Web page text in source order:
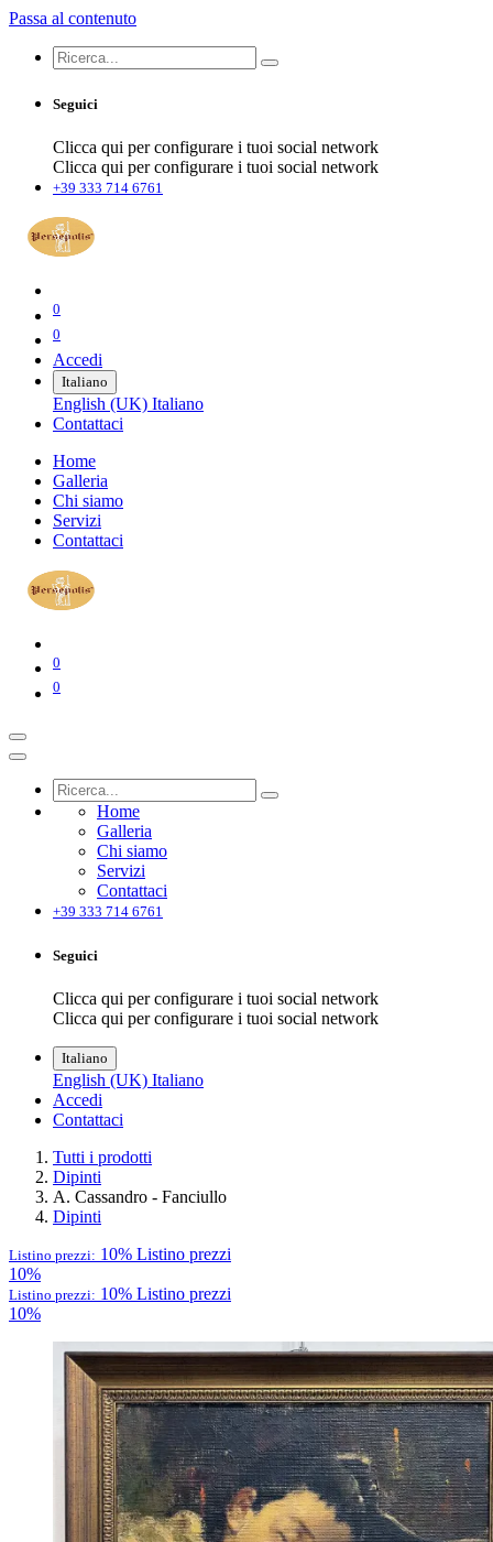
Passa al contenuto
Seguici
Clicca qui per configurare i tuoi social network
Clicca qui per configurare i tuoi social network
+39 333 714 6761
0
0
Accedi
Italiano
English (UK) Italiano
Contattaci
Home
Galleria
Chi siamo
Servizi
Contattaci
0
0
Home
Galleria
Chi siamo
Servizi
Contattaci
+39 333 714 6761
Seguici
Clicca qui per configurare i tuoi social network
Clicca qui per configurare i tuoi social network
Italiano
English (UK) Italiano
Accedi
Contattaci
Tutti i prodotti
Dipinti
A. Cassandro - Fanciullo
Dipinti
Listino prezzi: 10% Listino prezzi
10%
Listino prezzi: 10% Listino prezzi
10%